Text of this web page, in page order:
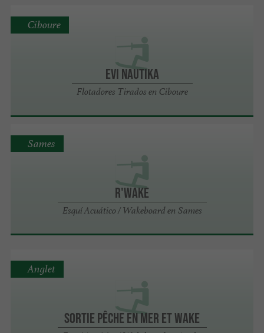
Evi Nautika
Flotadores Tirados en Ciboure
Ciboure
R'WAKE
Esquí Acuático / Wakeboard en Sames
Sames
Sortie pêche en mer et wake
Anglet